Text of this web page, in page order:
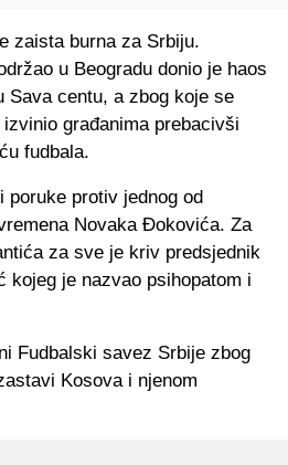
zaista burna za Srbiju.
u Beogradu donio je haos
Sava centu, a zbog koje se
građanima prebacivši
fudbala.
poruke protiv jednog od
Novaka Đokovića. Za
za sve je kriv predsjednik
kojeg je nazvao psihopatom i
Fudbalski savez Srbije zbog
Kosova i njenom